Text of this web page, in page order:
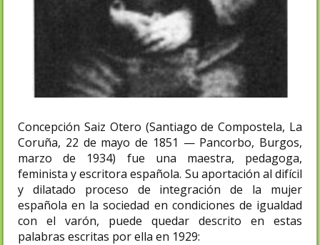
Concepción Saiz Otero (Santiago de Compostela, La
Coruña, 22 de mayo de 1851 — Pancorbo, Burgos,
marzo de 1934) fue una maestra, pedagoga,
feminista y escritora española. Su aportación al difícil
y dilatado proceso de integración de la mujer
española en la sociedad en condiciones de igualdad
con el varón, puede quedar descrito en estas
palabras escritas por ella en 1929: